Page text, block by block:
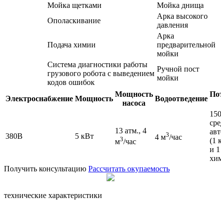
Мойка щетками
Мойка днища
Ополаскивание
Арка высокого
давления
Подача химии
Арка
предварительной
мойки
Система диагностики работы
грузового робота с выведением
кодов ошибок
Ручной пост
мойки
Электроснабжение Мощность
Мощность
насоса
Водоотведение
380В 5 кВт
13 атм., 4
м3/час
4 м3/час
(1
и 1
Получить консультацию Рассчитать окупаемость
технические характеристики